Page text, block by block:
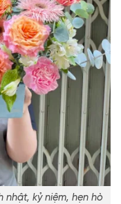
nhật, kỷ niệm, hẹn hò